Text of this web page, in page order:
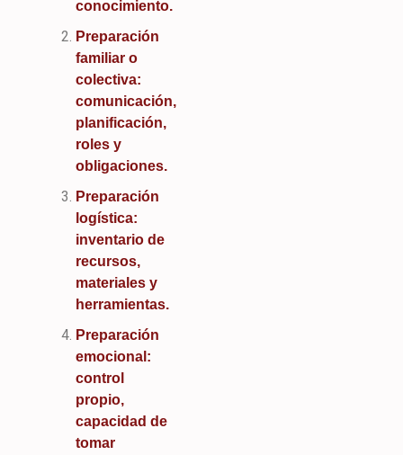
conocimiento.
Preparación
familiar o
colectiva:
comunicación,
planificación,
roles y
obligaciones.
Preparación
logística:
inventario de
recursos,
materiales y
herramientas.
Preparación
emocional:
control
propio,
capacidad de
tomar